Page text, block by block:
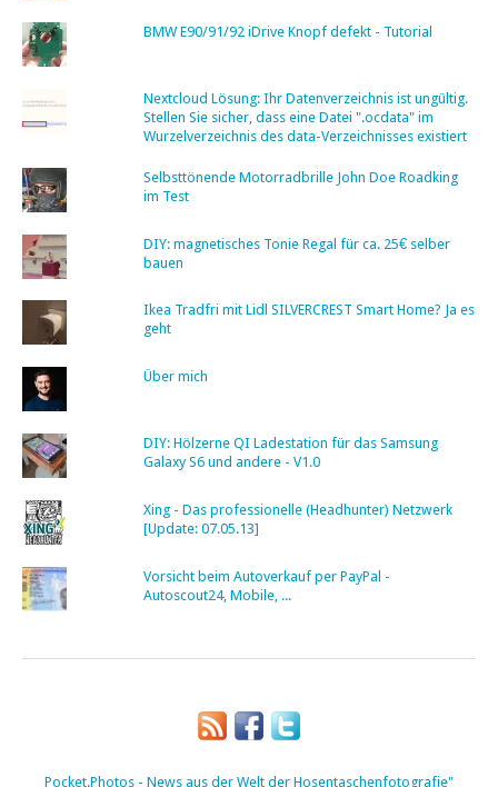
BMW E90/91/92 iDrive Knopf defekt - Tutorial
Nextcloud Lösung: Ihr Datenverzeichnis ist ungültig.
Stellen Sie sicher, dass eine Datei ".ocdata" im
Wurzelverzeichnis des data-Verzeichnisses existiert
Selbsttönende Motorradbrille John Doe Roadking
im Test
DIY: magnetisches Tonie Regal für ca. 25€ selber
bauen
Ikea Tradfri mit Lidl SILVERCREST Smart Home? Ja es
geht
Über mich
DIY: Hölzerne QI Ladestation für das Samsung
Galaxy S6 und andere - V1.0
Xing - Das professionelle (Headhunter) Netzwerk
[Update: 07.05.13]
Vorsicht beim Autoverkauf per PayPal -
Autoscout24, Mobile, ...
Pocket.Photos - News aus der Welt der Hosentaschenfotografie"